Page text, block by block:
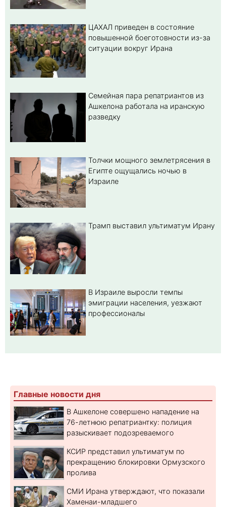
ЦАХАЛ приведен в состояние
повышенной боеготовности из-за
ситуации вокруг Ирана
Семейная пара репатриантов из
Ашкелона работала на иранскую
разведку
Толчки мощного землетрясения в
Египте ощущались ночью в
Израиле
Трамп выставил ультиматум Ирану
В Израиле выросли темпы
эмиграции населения, уезжают
профессионалы
Главные новости дня
В Ашкелоне совершено нападение на
76-летнюю репатриантку: полиция
разыскивает подозреваемого
КСИР представил ультиматум по
прекращению блокировки Ормузского
пролива
СМИ Ирана утверждают, что показали
Хаменаи-младшего